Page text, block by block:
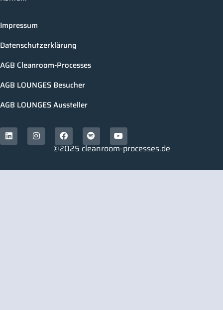
Impressum
Datenschutzerklärung
AGB Cleanroom-Processes
AGB LOUNGES Besucher
AGB LOUNGES Aussteller
©2025 cleanroom-processes.de